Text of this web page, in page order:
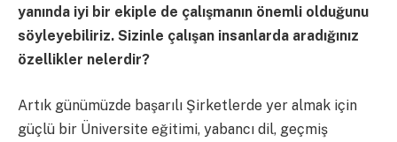
yanında iyi bir ekiple de çalışmanın önemli olduğunu
söyleyebiliriz. Sizinle çalışan insanlarda aradığınız
özellikler nelerdir?
Artık günümüzde başarılı Şirketlerde yer almak için
güçlü bir Üniversite eğitimi, yabancı dil, geçmiş